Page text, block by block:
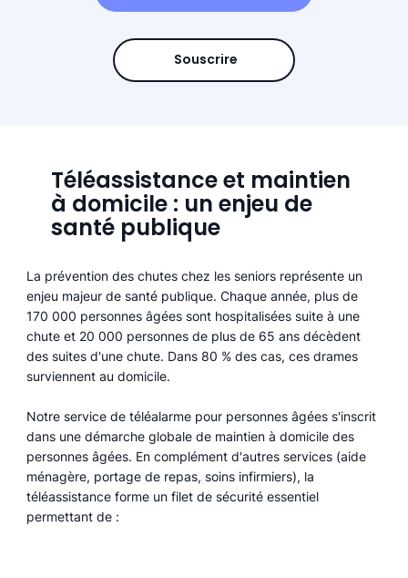
Souscrire
Téléassistance et maintien
à domicile : un enjeu de
santé publique
La prévention des chutes chez les seniors représente un
enjeu majeur de santé publique. Chaque année, plus de
170 000 personnes âgées sont hospitalisées suite à une
chute et 20 000 personnes de plus de 65 ans décèdent
des suites d'une chute. Dans 80 % des cas, ces drames
surviennent au domicile.
Notre service de téléalarme pour personnes âgées s'inscrit
dans une démarche globale de maintien à domicile des
personnes âgées. En complément d'autres services (aide
ménagère, portage de repas, soins infirmiers), la
téléassistance forme un filet de sécurité essentiel
permettant de :